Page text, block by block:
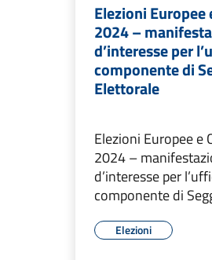
Elezioni Europee
2024 –
d’interesse per
componente di
Elettorale
Elezioni Europee e
2024 –
d’interesse per
componente di
Elezioni